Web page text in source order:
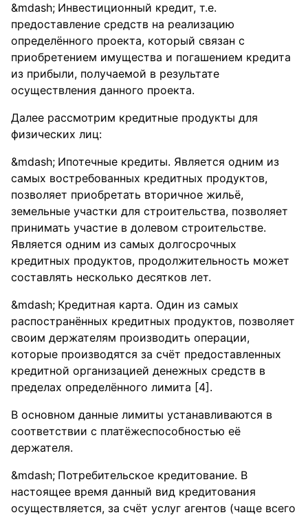
Инвестиционный кредит, т.е.
предоставление средств на реализацию
определённого проекта, который связан с
приобретением имущества и погашением кредита
из прибыли, получаемой в результате
осуществления данного проекта.
Далее рассмотрим кредитные продукты для
физических лиц:
Ипотечные кредиты. Является одним из
самых востребованных кредитных продуктов,
позволяет приобретать вторичное жильё,
земельные участки для строительства, позволяет
принимать участие в долевом строительстве.
Является одним из самых долгосрочных
кредитных продуктов, продолжительность может
составлять несколько десятков лет.
Кредитная карта. Один из самых
распостранённых кредитных продуктов, позволяет
своим держателям производить операции,
которые производятся за счёт предоставленных
кредитной организацией денежных средств в
пределах определённого лимита [4].
В основном данные лимиты устанавливаются в
соответствии с платёжеспособностью её
держателя.
Потребительское кредитование. В
настоящее время данный вид кредитования
осуществляется, за счёт услуг агентов (чаще всего